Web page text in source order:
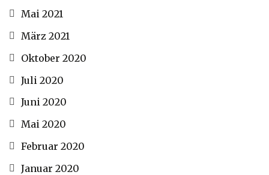
Mai 2021
März 2021
Oktober 2020
Juli 2020
Juni 2020
Mai 2020
Februar 2020
Januar 2020